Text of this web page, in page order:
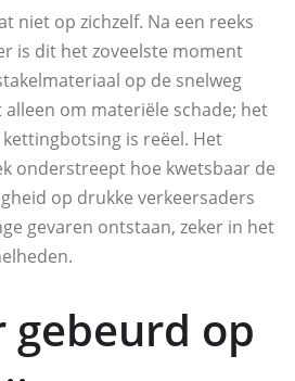
niet op zichzelf. Na een reeks
is dit het zoveelste moment
op de snelweg
om materiële schade; het
is reëel. Het
onderstreept hoe kwetsbaar de
op drukke verkeersaders
gevaren ontstaan, zeker in het
gebeurd op